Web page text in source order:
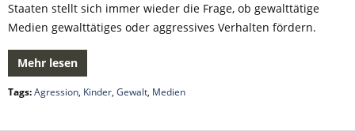
Staaten stellt sich immer wieder die Frage, ob gewalttätige
Medien gewalttätiges oder aggressives Verhalten fördern.
Mehr lesen
Tags:Agression, Kinder, Gewalt, Medien